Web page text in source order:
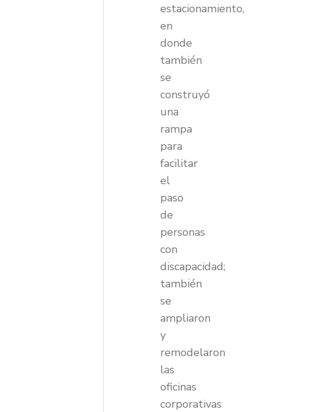
estacionamiento,
en
donde
también
se
construyó
una
rampa
para
facilitar
el
paso
de
personas
con
discapacidad;
también
se
ampliaron
y
remodelaron
las
oficinas
corporativas